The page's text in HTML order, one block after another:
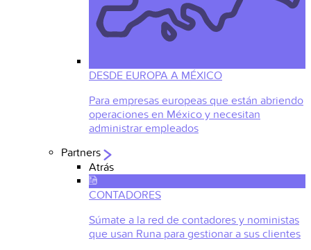
DESDE EUROPA A MÉXICO
Para empresas europeas que están abriendo
operaciones en México y necesitan
administrar empleados
Partners
Atrás
CONTADORES
Súmate a la red de contadores y noministas
que usan Runa para gestionar a sus clientes